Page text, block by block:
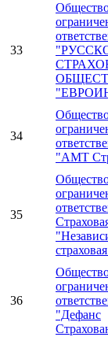
33
34
"АМТ
35
36
"Дефанс